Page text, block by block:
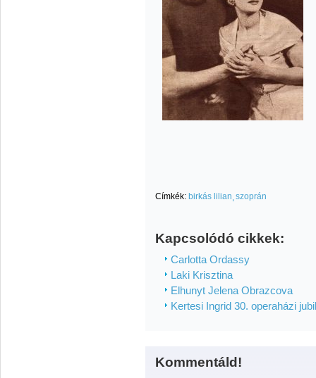
Címkék: birkás lilian szoprán
Kapcsolódó cikkek:
Carlotta Ordassy
Laki Krisztina
Elhunyt Jelena Obrazcova
Kertesi Ingrid 30. operaházi
Kommentáld!